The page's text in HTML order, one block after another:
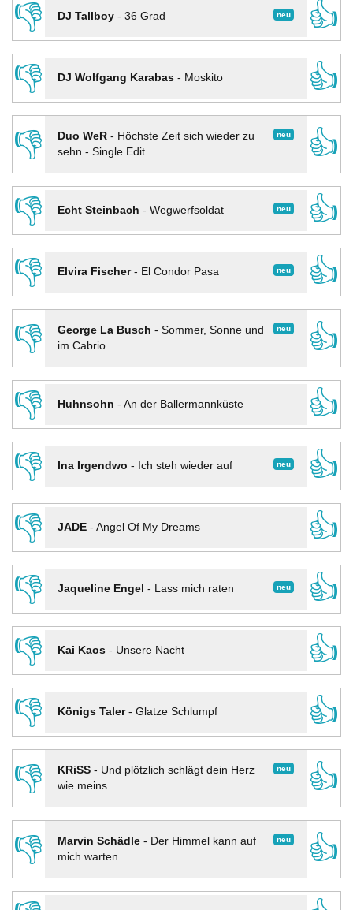
👎 neu
DJ Tallboy- 36 Grad
👍
👎
DJ Wolfgang Karabas- Moskito
👍
👎
neu
Duo WeR- Höchste Zeit sich wieder zu
sehn - Single Edit
👍
👎
neu
Echt Steinbach - Wegwerfsoldat
👍
👎
neu
Elvira Fischer- El Condor Pasa
👍
👎
neu
George La Busch - Sommer, Sonne und
im Cabrio
👍
👎
Huhnsohn - An der Ballermannküste
👍
👎
neu
Ina Irgendwo - Ich steh wieder auf
👍
👎
JADE- Angel Of My Dreams
👍
👎
neu
Jaqueline Engel - Lass mich raten
👍
👎
Kai Kaos- Unsere Nacht
👍
👎
Königs Taler- Glatze Schlumpf
👍
👎
neu
KRiSS- Und plötzlich schlägt dein Herz
wie meins
👍
👎 neu
Marvin Schädle- Der Himmel kann auf
mich warten
👍